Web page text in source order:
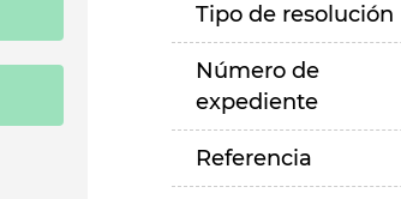
Tipo de resolución
Número de
expediente
Referencia